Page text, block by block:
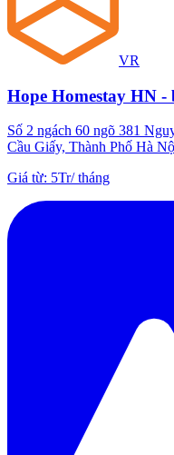
VR
Hope Homestay HN
Số 2 ngách 60 ngõ 381
Cầu Giấy, Thành Phố Hà
Giá từ: 5Tr/tháng